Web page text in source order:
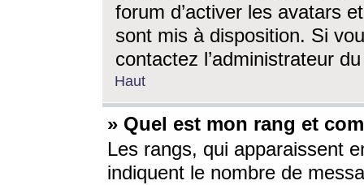
forum d’activer les avatars
sont mis à disposition. Si
contactez l’administrateur
Haut
» Quel est mon rang et
Les rangs, qui apparaissent
indiquent le nombre de